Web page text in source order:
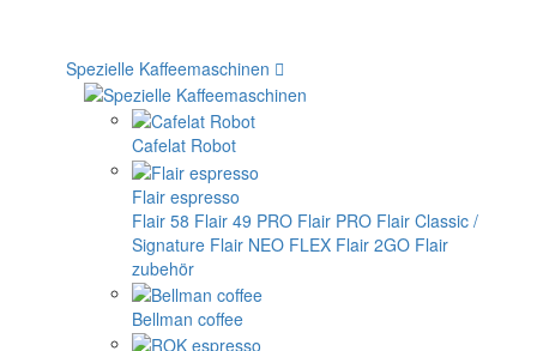
Spezielle Kaffeemaschinen
Cafelat Robot
Flair espresso
Flair 58 Flair 49 PRO Flair PRO Flair Classic /
Signature Flair NEO FLEX Flair 2GO Flair
zubehör
Bellman coffee